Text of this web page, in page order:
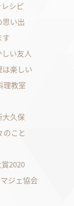
シピ
思い出
す
い友人
は楽しい
理教室
大久保
のこと
2020
ジェ協会